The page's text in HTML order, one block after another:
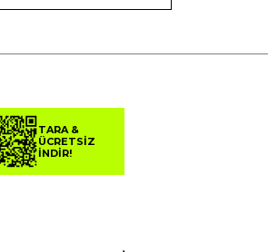
TARA &
ÜCRETSİZ
İNDİR!